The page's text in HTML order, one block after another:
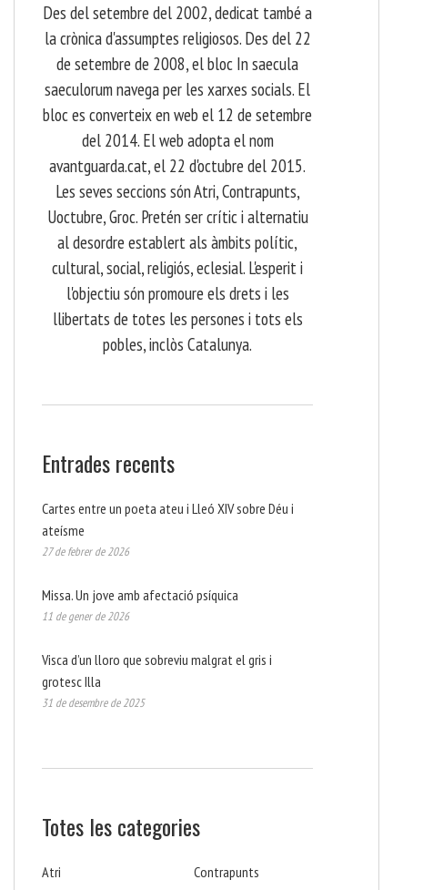
​ Des del setembre del 2002, dedicat també a
la crònica d'assumptes religiosos. Des del 22
de setembre de 2008, el bloc In saecula
saeculorum navega per les xarxes socials. El
bloc es converteix en web el 12 de setembre
del 2014. El web adopta el nom
avantguarda.cat, el 22 d'octubre del 2015.
Les seves seccions són Atri, Contrapunts,
Uoctubre, Groc. Pretén ser crític i alternatiu
al desordre establert als àmbits polític,
cultural, social, religiós, eclesial. L'esperit i
l'objectiu són promoure els drets i les
llibertats de totes les persones i tots els
pobles, inclòs Catalunya.
Entrades recents
Cartes entre un poeta ateu i Lleó XIV sobre Déu i
ateísme
27 de febrer de 2026
Missa. Un jove amb afectació psíquica
11 de gener de 2026
Visca d’un lloro que sobreviu malgrat el gris i
grotesc Illa
31 de desembre de 2025
Totes les categories
Atri
Contrapunts